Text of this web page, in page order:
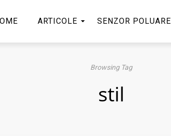
ARTICOLE SENZOR POLUARE
Browsing Tag
stil